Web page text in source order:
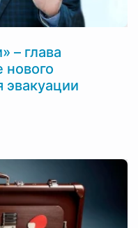
– глава
нового
эвакуации